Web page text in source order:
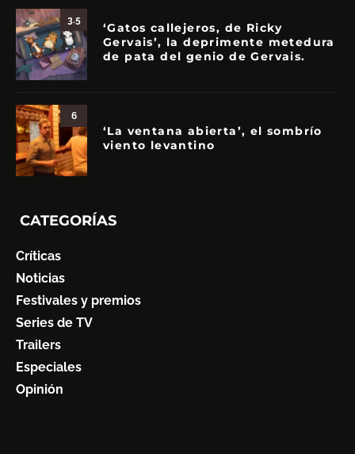
3.5
‘Gatos callejeros, de Ricky
Gervais’, la deprimente metedura
de pata del genio de Gervais.
6
‘La ventana abierta’, el sombrío
viento levantino
CATEGORÍAS
Críticas
Noticias
Festivales y premios
Series de TV
Trailers
Especiales
Opinión